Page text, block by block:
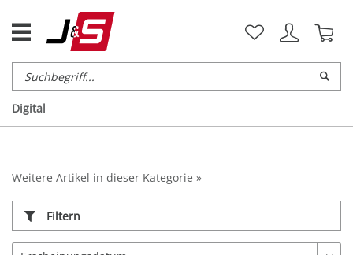
Digital
Weitere Artikel in dieser Kategorie »
Filtern